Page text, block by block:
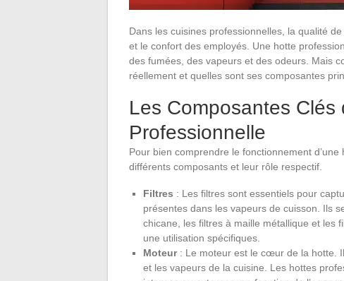
Dans les cuisines professionnelles, la qualité
et le confort des employés. Une hotte
des fumées, des vapeurs et des odeurs. Mais
réellement et quelles sont ses composantes
Les Composantes Clés
Professionnelle
Pour bien comprendre le fonctionnement
différents composants et leur rôle respectif.
Filtres : Les filtres sont essentiels pour
présentes dans les vapeurs de cuisson. Ils
chicane, les filtres à maille métallique et les
une utilisation spécifiques.
Moteur: Le moteur est le cœur de la hotte.
et les vapeurs de la cuisine. Les hottes